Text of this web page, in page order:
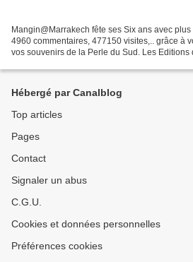
Mangin@Marrakech fête ses Six ans avec
4960 commentaires, 477150 visites,.. grâce à
vos souvenirs de la Perle du Sud. Les Editions
Hébergé par Canalblog
Top articles
Pages
Contact
Signaler un abus
C.G.U.
Cookies et données personnelles
Préférences cookies